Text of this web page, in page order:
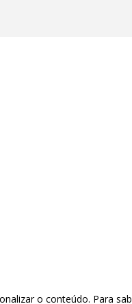
o conteúdo. Para